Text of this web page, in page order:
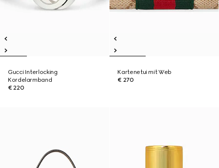
Gucci Interlocking
Kordelarmband
€ 220
Kartenetui mit Web
€ 270